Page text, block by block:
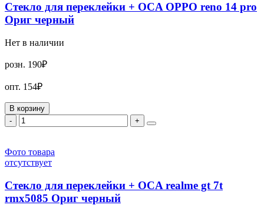
Стекло для переклейки + OCA OPPO reno 14 pro
Ориг черный
Нет в наличии
розн. 190₽
опт. 154₽
В корзину
-
+
Фото товара
отсутствует
Стекло для переклейки + OCA realme gt 7t
rmx5085 Ориг черный